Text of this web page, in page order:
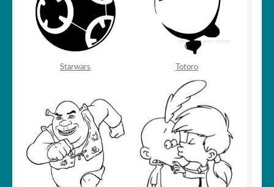
Starwars Totoro